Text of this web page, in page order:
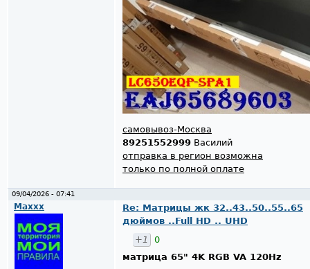
самовывоз-Москва
89251552999 Василий
отправка в регион возможна
только по полной оплате
09/04/2026 - 07:41
Maxxx
Re: Матрицы жк 32..43..50..55..65
дюймов ..Full HD .. UHD
+1
0
матрица 65" 4K RGB VA 120Hz